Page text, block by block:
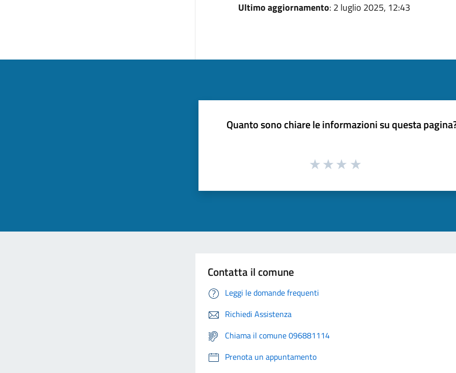
Ultimo aggiornamento: 2 luglio 2025, 12:43
Quanto sono chiare le informazioni su questa
Contatta il comune
Leggi le domande frequenti
Richiedi Assistenza
Chiama il comune 096881114
Prenota un appuntamento